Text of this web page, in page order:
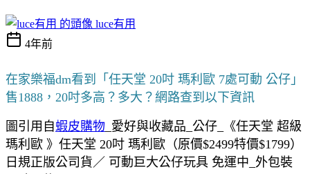
luce有用
4年前
在家樂福dm看到「任天堂 20吋 瑪利歐 7處可動 公仔」
售1888，20吋多高？多大？網路查到以下資訊
圖引用自蝦皮購物 _愛好與收藏品_公仔_《任天堂 超級
瑪利歐 》任天堂 20吋 瑪利歐（原價$2499特價$1799）
日規正版公司貨／ 可動巨大公仔玩具 免運中_外包裝